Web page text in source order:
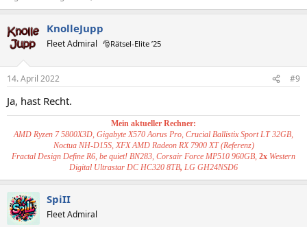
KnolleJupp
Fleet Admiral 🎅Rätsel-Elite ’25
14. April 2022 #9
Ja, hast Recht.
Mein aktueller Rechner:
AMD Ryzen 7 5800X3D, Gigabyte X570 Aorus Pro, Crucial Ballistix Sport LT 32GB,
Noctua NH-D15S, XFX AMD Radeon RX 7900 XT (Referenz)
Fractal Design Define R6, be quiet! BN283, Corsair Force MP510 960GB, 2x Western
Digital Ultrastar DC HC320 8TB, LG GH24NSD6
SpiII
Fleet Admiral